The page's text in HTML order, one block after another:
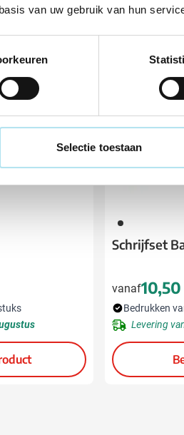
van uw gebruik van hun
Selectie toestaan
011
Schrijfset
vanaf10,50
Eco
Bedrukken
Levering